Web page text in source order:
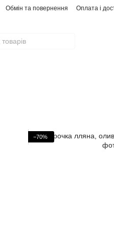
Обмін та повернення Оплата і
−70%